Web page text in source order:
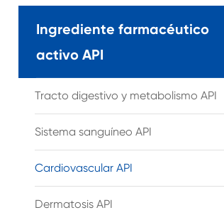
Ingrediente farmacéutico
activo API
Tracto digestivo y metabolismo API
Sistema sanguíneo API
Cardiovascular API
Dermatosis API